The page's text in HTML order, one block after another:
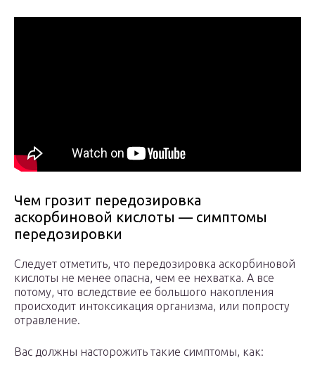
Чем грозит передозировка
аскорбиновой кислоты — симптомы
передозировки
Следует отметить, что передозировка аскорбиновой
кислоты не менее опасна, чем ее нехватка. А все
потому, что вследствие ее большого накопления
происходит интоксикация организма, или попросту
отравление.
Вас должны насторожить такие симптомы, как: